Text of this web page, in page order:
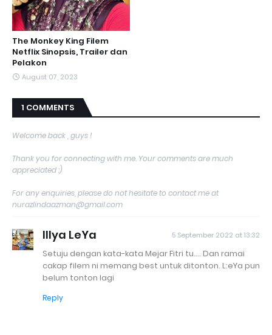
The Monkey King Filem
Netflix Sinopsis, Trailer dan
Pelakon
August 07, 2023
1 COMMENTS
Welcome back , guys !
Thank you for connecting with me. Your comments are much
appreciated :)
For any enquiries, please do not hesitate to contact me at
nurazlindaazman@gmail.com
Illya LeYa 5 September 2022 at 13:32
Setuju dengan kata-kata Mejar Fitri tu.... Dan ramai
cakap filem ni memang best untuk ditonton. L:eYa pun
belum tonton lagi
Reply